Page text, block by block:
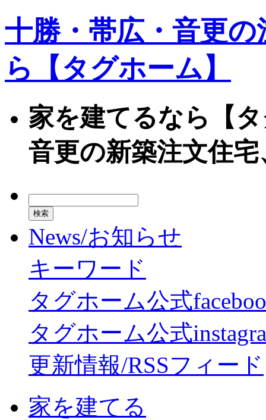
十勝・帯広・音更
ら【タグホーム】
家を建てるなら【
音更の新築注文住
News/お知らせ
キーワード
タグホーム公式
タグホーム公式
更新情報/RSSフィード
家を建てる